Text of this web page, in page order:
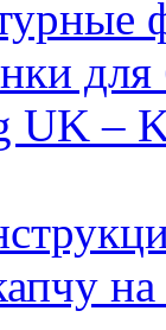
UK –